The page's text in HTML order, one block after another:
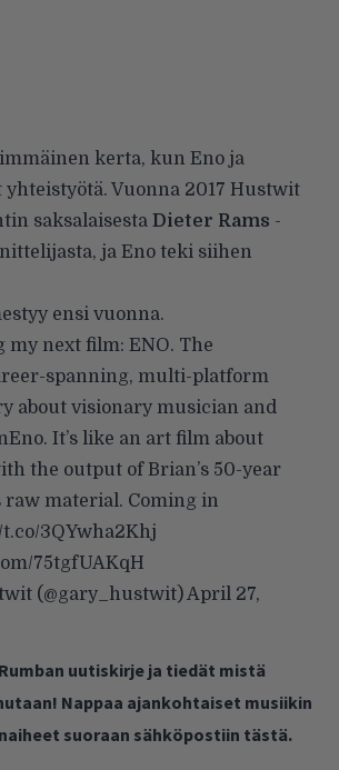
kerta, kun Eno ja
Vuonna 2017 Hustwit
saksalaisesta Dieter Rams -
ja Eno teki siihen
ensi vuonna.
next film: ENO. The
spanning, multi-platform
about visionary musician and
. It’s like an art film about
the output of Brian’s 50-year
raw material. Coming in
3QYwha2Khj
75tgfUAKqH
(@gary_hustwit)April 27,
uutiskirje ja tiedät mistä
Nappaa ajankohtaiset musiikin
suoraan sähköpostiin tästä.